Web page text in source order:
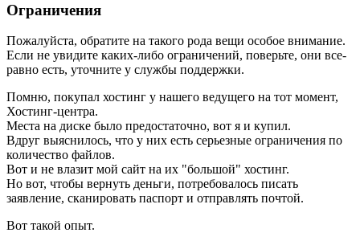
Ограничения
Пожалуйста, обратите на такого рода вещи особое внимание.
Если не увидите каких-либо ограничений, поверьте, они все-
равно есть, уточните у службы поддержки.
Помню, покупал хостинг у нашего ведущего на тот момент,
Хостинг-центра.
Места на диске было предостаточно, вот я и купил.
Вдруг выяснилось, что у них есть серьезные ограничения по
количество файлов.
Вот и не влазит мой сайт на их "большой" хостинг.
Но вот, чтобы вернуть деньги, потребовалось писать
заявление, сканировать паспорт и отправлять почтой.
Вот такой опыт.